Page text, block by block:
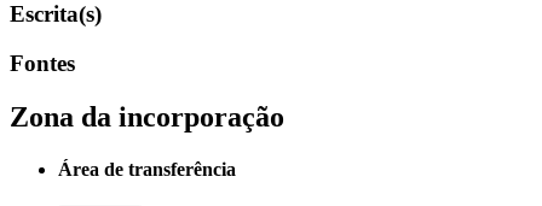
Escrita(s)
Fontes
Zona da incorporação
Área de transferência